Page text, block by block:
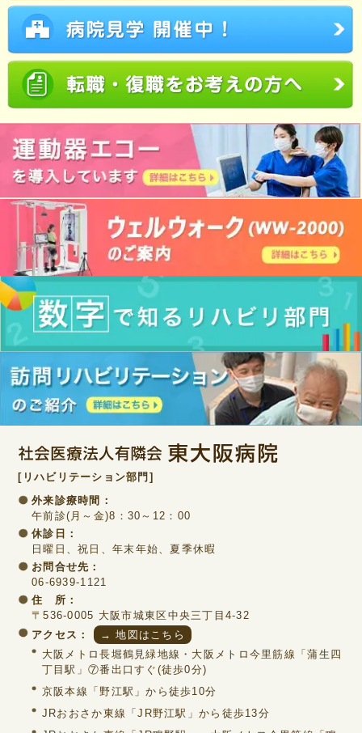
[リハビリテーション部門]
外来診療時間：
午前診(月～金)8：30～12：00
休診日：
日曜日、祝日、年末年始、夏季休暇
お問合せ先：
06-6939-1121
住 所：
〒536-0005 大阪市城東区中央三丁目4-32
アクセス：
→ 地図はこちら
大阪メトロ長堀鶴見緑地線・大阪メトロ今里筋線「蒲生四
丁目駅」⑦番出口すぐ(徒歩0分)
京阪本線「野江駅」から徒歩10分
JRおおさか東線「JR野江駅」から徒歩13分